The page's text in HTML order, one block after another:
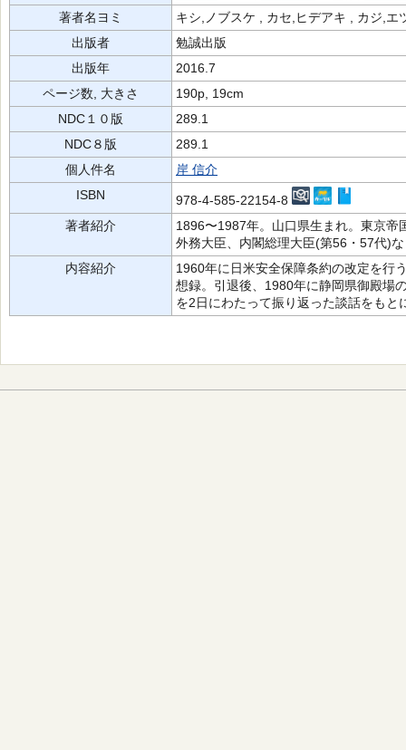
著者名ヨミ
キシ,ノブスケ , カセ,ヒデアキ , カジ,エ
出版者
勉誠出版
出版年
2016.7
ページ数, 大きさ
190p, 19cm
NDC１０版
289.1
NDC８版
289.1
個人件名
岸 信介
ISBN
978-4-585-22154-8
著者紹介
1896〜1987年。山口県生まれ。東京帝
外務大臣、内閣総理大臣(第56・57代)
内容紹介
1960年に日米安全保障条約の改定を行
想録。引退後、1980年に静岡県御殿場
を2日にわたって振り返った談話をもと